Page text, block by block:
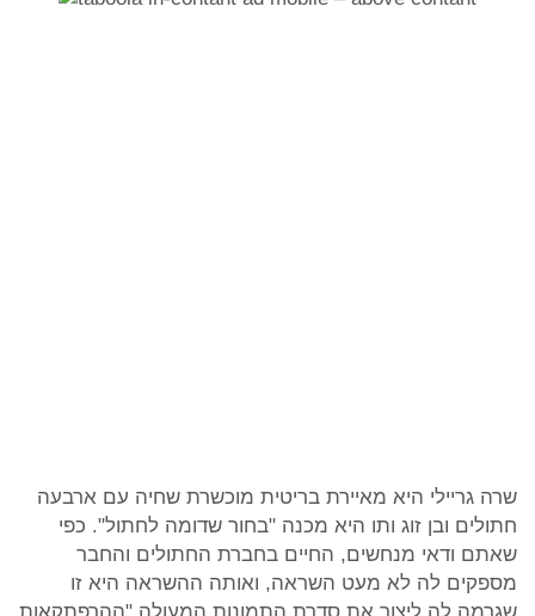
שרה גריילי היא מאיירת בריטית מוכשרת שחיה עם ארבעה
חתולים ובן זוג ותו היא מכנה "בחור שדומה לחתול". כפי
שאתם ודאי מנחשים, החיים בחברת החתולים והחבר
מספקים לה לא מעט השראה, ואותה ההשראה היא זו